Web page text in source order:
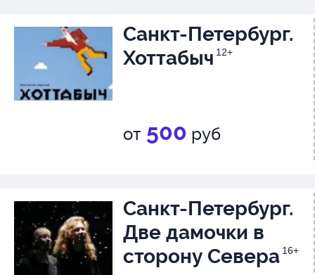
Санкт-Петербург.
Хоттабыч 12+
от 500 руб
Санкт-Петербург.
Две дамочки в
сторону Севера 16+